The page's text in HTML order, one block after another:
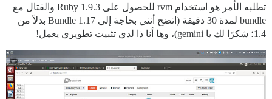
تطلبه الأمر هو استخدام rvm للحصول على Ruby 1.9.3 والقتال مع
bundle لمدة 30 دقيقة (اتضح أنني بحاجة إلى Bundle 1.17 بدلاً من
1.4؛ شكرًا لك يا gemini)، وها أنا ذا لدي تثبيت تطويري يعمل!